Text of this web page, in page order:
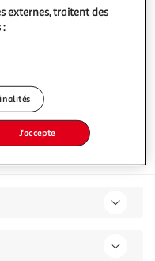
de ce produit ?
externes, traitent des
:
J'accepte